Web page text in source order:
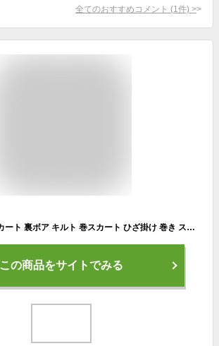
全てのおすすめコメント (1 件) >
送料無料 ロングスカート 裏ボア キルト 巻スカート ひざ掛け 巻き スカート ブランケット ロング ボア 防寒 あったか 暖か あたたか 裏ボアキルト 巻きスカート お出かけ 花見 お花見に最適[ご愛顧感謝デー ポイントアップ中]
この商品をサイトでみる